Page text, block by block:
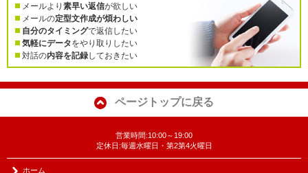
メールより 素早い返信が欲しい
メールの定型文作成が煩わしい
自分のタイミングで返信したい
気軽にデータをやり取りしたい
対話の内容を記録しておきたい
ページトップに戻る
営業時間:10:00～19:00
定休日:毎週水曜日・第2第4火曜日
ホーム